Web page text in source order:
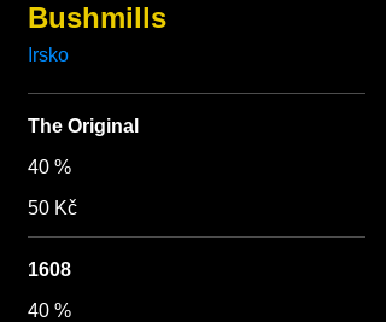
Bushmills
The Original
40 %
50 Kč
1608
40 %